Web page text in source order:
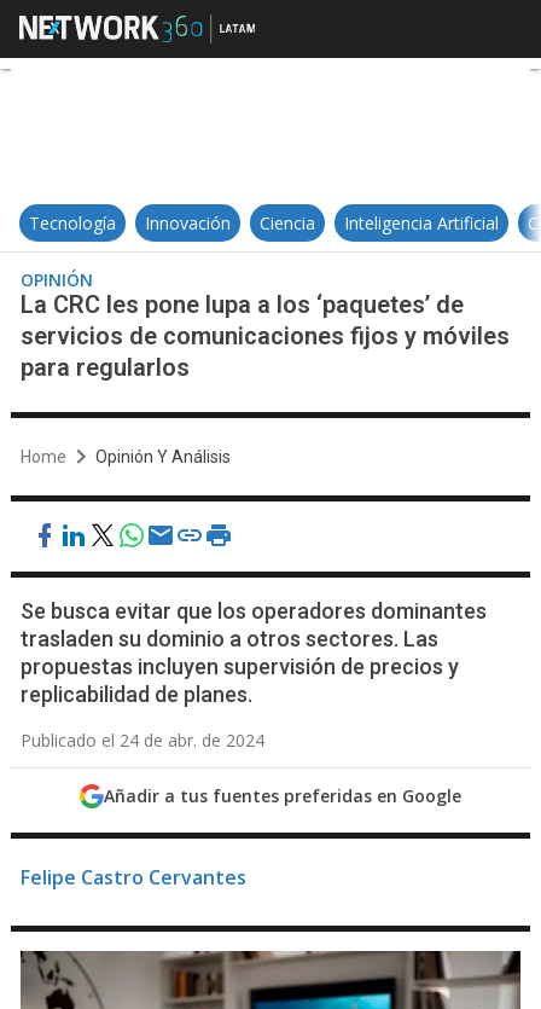
La CRC les pone lupa a los
Tecnología Innovación Ciencia Inteligencia Artificial
OPINIÓN
La CRC les pone lupa a los ‘paquetes’ de
servicios de comunicaciones fijos y móviles
para regularlos
Home Opinión Y Análisis
Se busca evitar que los operadores dominantes
trasladen su dominio a otros sectores. Las
propuestas incluyen supervisión de precios y
replicabilidad de planes.
Publicado el 24 de abr. de 2024
Añadir a tus fuentes preferidas en Google
Felipe Castro Cervantes